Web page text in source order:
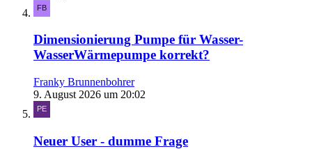
Dimensionierung Pumpe für Wasser-
WasserWärmepumpe korrekt?
Franky Brunnenbohrer
9. August 2026 um 20:02
Neuer User - dumme Frage